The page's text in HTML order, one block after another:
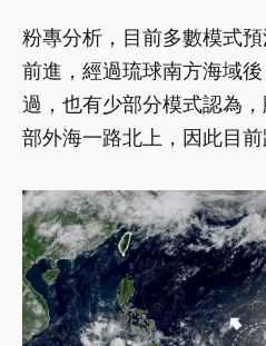
粉專分析，目前多數模式
前進，經過琉球南方海域
過，也有少部分模式認為
部外海一路北上，因此目前